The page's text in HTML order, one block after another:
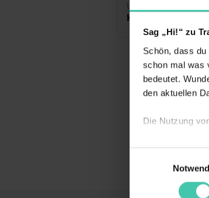
Sag „Hi!“ zu
Schön, dass
schon mal was
bedeutet.
den aktuellen
Die Nutzung
Wir verwenden
Webseite
und Analysen
Unternehmensart
Keine Angabe